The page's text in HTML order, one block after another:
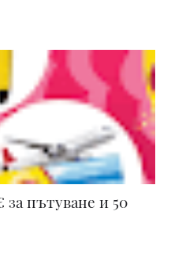
за пътуване и 50